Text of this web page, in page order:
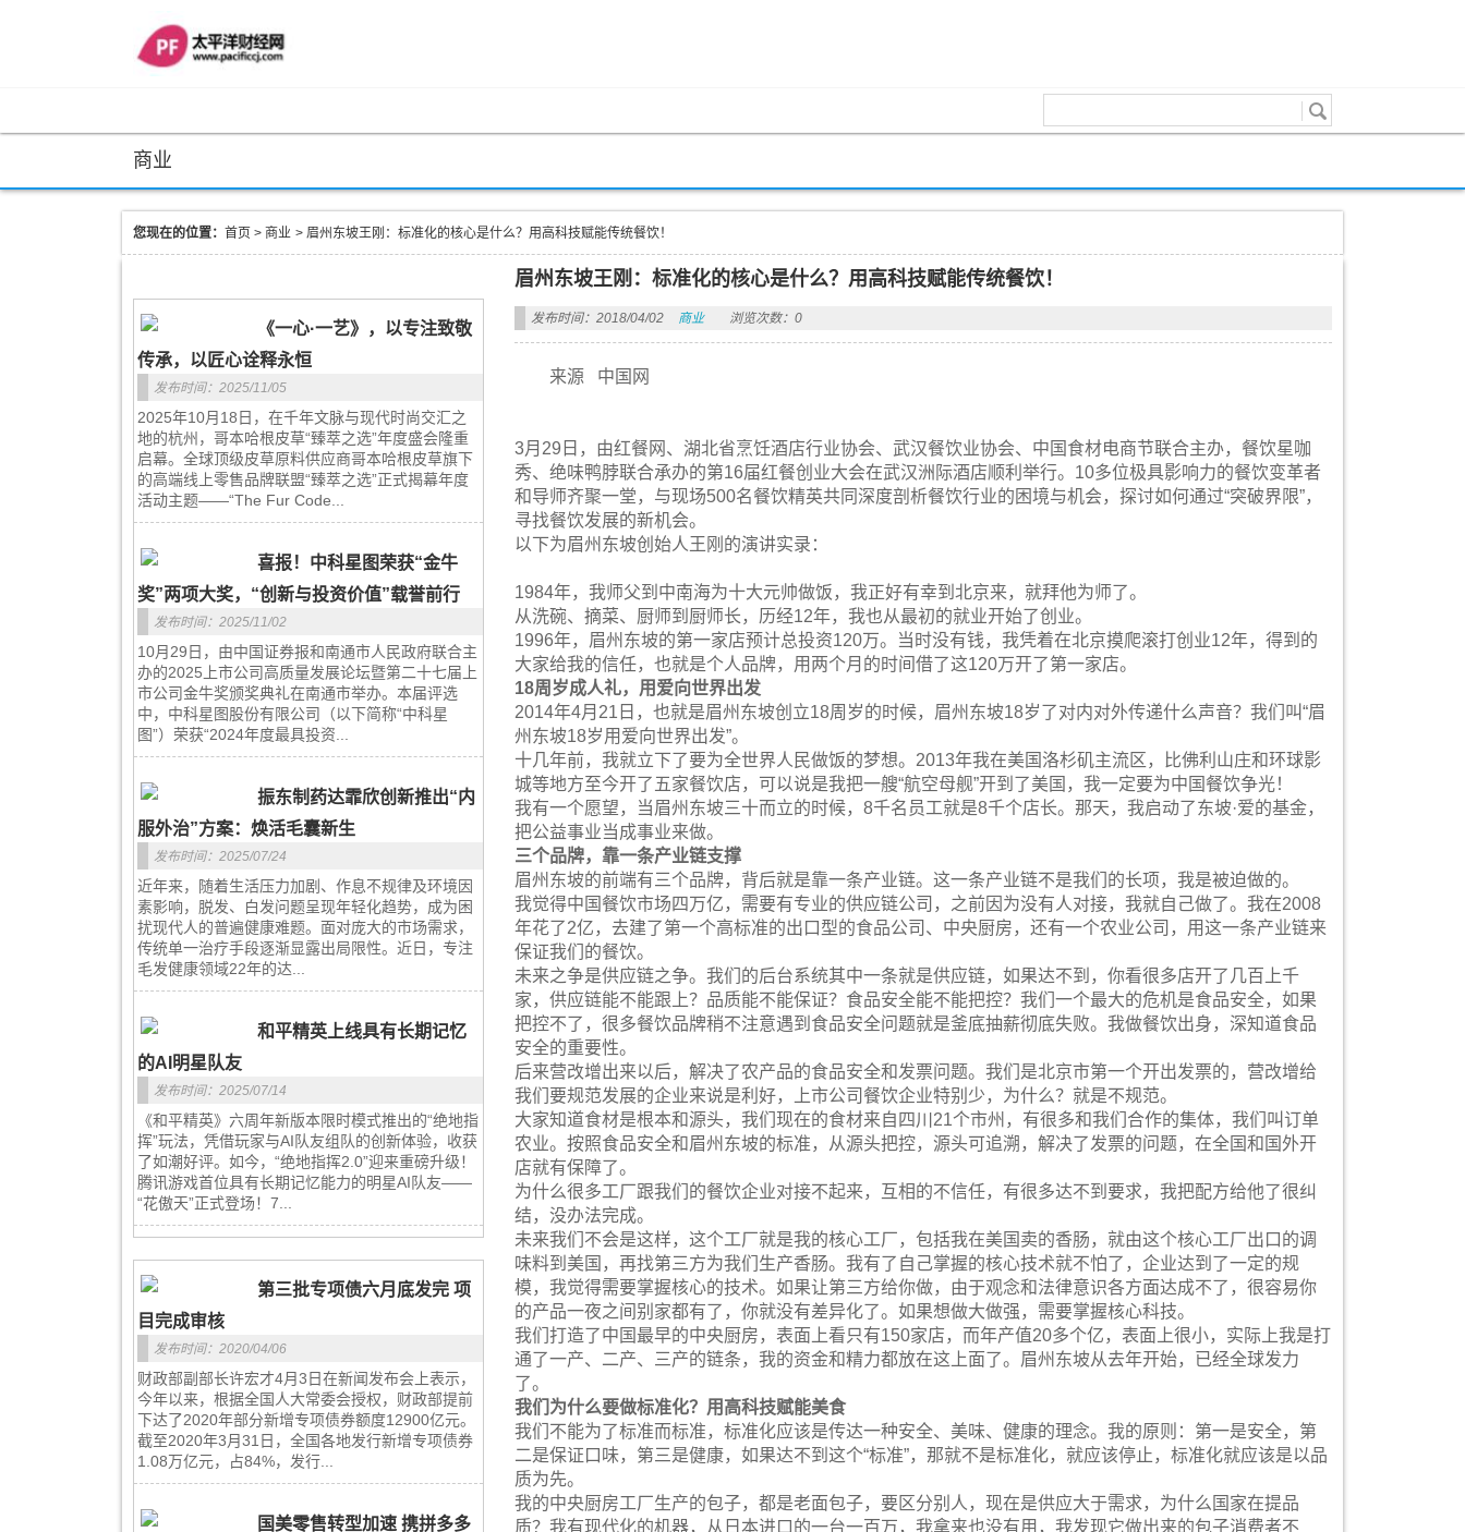
商业
您现在的位置： 首页 > 商业 > 眉州东坡王刚：标准化的核心是什么？用高科技赋能传统餐饮！
《一心·一艺》，以专注致敬
传承，以匠心诠释永恒
发布时间：2025/11/05
2025年10月18日，在千年文脉与现代时尚交汇之
地的杭州，哥本哈根皮草“臻萃之选”年度盛会隆重
启幕。全球顶级皮草原料供应商哥本哈根皮草旗下
的高端线上零售品牌联盟“臻萃之选”正式揭幕年度
活动主题——“The Fur Code...
喜报！中科星图荣获“金牛
奖”两项大奖，“创新与投资价值”载誉前行
发布时间：2025/11/02
10月29日，由中国证券报和南通市人民政府联合主
办的2025上市公司高质量发展论坛暨第二十七届上
市公司金牛奖颁奖典礼在南通市举办。本届评选
中，中科星图股份有限公司（以下简称“中科星
图”）荣获“2024年度最具投资...
振东制药达霏欣创新推出“内
服外治”方案：焕活毛囊新生
发布时间：2025/07/24
近年来，随着生活压力加剧、作息不规律及环境因
素影响，脱发、白发问题呈现年轻化趋势，成为困
扰现代人的普遍健康难题。面对庞大的市场需求，
传统单一治疗手段逐渐显露出局限性。近日，专注
毛发健康领域22年的达...
和平精英上线具有长期记忆
的AI明星队友
发布时间：2025/07/14
《和平精英》六周年新版本限时模式推出的“绝地指
挥”玩法，凭借玩家与AI队友组队的创新体验，收获
了如潮好评。如今，“绝地指挥2.0”迎来重磅升级！
腾讯游戏首位具有长期记忆能力的明星AI队友——
“花傲天”正式登场！7...
第三批专项债六月底发完 项
目完成审核
发布时间：2020/04/06
财政部副部长许宏才4月3日在新闻发布会上表示，
今年以来，根据全国人大常委会授权，财政部提前
下达了2020年部分新增专项债券额度12900亿元。
截至2020年3月31日，全国各地发行新增专项债券
1.08万亿元，占84%，发行...
国美零售转型加速 携拼多多
眉州东坡王刚：标准化的核心是什么？用高科技赋能传统餐饮！
发布时间：2018/04/02 商业 浏览次数：0
来源 中国网
3月29日，由红餐网、湖北省烹饪酒店行业协会、武汉餐饮业协会、中国食材电商节联合主办，餐饮星咖
秀、绝味鸭脖联合承办的第16届红餐创业大会在武汉洲际酒店顺利举行。10多位极具影响力的餐饮变革者
和导师齐聚一堂，与现场500名餐饮精英共同深度剖析餐饮行业的困境与机会，探讨如何通过“突破界限”，
寻找餐饮发展的新机会。
以下为眉州东坡创始人王刚的演讲实录：
1984年，我师父到中南海为十大元帅做饭，我正好有幸到北京来，就拜他为师了。
从洗碗、摘菜、厨师到厨师长，历经12年，我也从最初的就业开始了创业。
1996年，眉州东坡的第一家店预计总投资120万。当时没有钱，我凭着在北京摸爬滚打创业12年，得到的
大家给我的信任，也就是个人品牌，用两个月的时间借了这120万开了第一家店。
18周岁成人礼，用爱向世界出发
2014年4月21日，也就是眉州东坡创立18周岁的时候，眉州东坡18岁了对内对外传递什么声音？我们叫“眉
州东坡18岁用爱向世界出发”。
十几年前，我就立下了要为全世界人民做饭的梦想。2013年我在美国洛杉矶主流区，比佛利山庄和环球影
城等地方至今开了五家餐饮店，可以说是我把一艘“航空母舰”开到了美国，我一定要为中国餐饮争光！
我有一个愿望，当眉州东坡三十而立的时候，8千名员工就是8千个店长。那天，我启动了东坡·爱的基金，
把公益事业当成事业来做。
三个品牌，靠一条产业链支撑
眉州东坡的前端有三个品牌，背后就是靠一条产业链。这一条产业链不是我们的长项，我是被迫做的。
我觉得中国餐饮市场四万亿，需要有专业的供应链公司，之前因为没有人对接，我就自己做了。我在2008
年花了2亿，去建了第一个高标准的出口型的食品公司、中央厨房，还有一个农业公司，用这一条产业链来
保证我们的餐饮。
未来之争是供应链之争。我们的后台系统其中一条就是供应链，如果达不到，你看很多店开了几百上千
家，供应链能不能跟上？品质能不能保证？食品安全能不能把控？我们一个最大的危机是食品安全，如果
把控不了，很多餐饮品牌稍不注意遇到食品安全问题就是釜底抽薪彻底失败。我做餐饮出身，深知道食品
安全的重要性。
后来营改增出来以后，解决了农产品的食品安全和发票问题。我们是北京市第一个开出发票的，营改增给
我们要规范发展的企业来说是利好，上市公司餐饮企业特别少，为什么？就是不规范。
大家知道食材是根本和源头，我们现在的食材来自四川21个市州，有很多和我们合作的集体，我们叫订单
农业。按照食品安全和眉州东坡的标准，从源头把控，源头可追溯，解决了发票的问题，在全国和国外开
店就有保障了。
为什么很多工厂跟我们的餐饮企业对接不起来，互相的不信任，有很多达不到要求，我把配方给他了很纠
结，没办法完成。
未来我们不会是这样，这个工厂就是我的核心工厂，包括我在美国卖的香肠，就由这个核心工厂出口的调
味料到美国，再找第三方为我们生产香肠。我有了自己掌握的核心技术就不怕了，企业达到了一定的规
模，我觉得需要掌握核心的技术。如果让第三方给你做，由于观念和法律意识各方面达成不了，很容易你
的产品一夜之间别家都有了，你就没有差异化了。如果想做大做强，需要掌握核心科技。
我们打造了中国最早的中央厨房，表面上看只有150家店，而年产值20多个亿，表面上很小，实际上我是打
通了一产、二产、三产的链条，我的资金和精力都放在这上面了。眉州东坡从去年开始，已经全球发力
了。
我们为什么要做标准化？用高科技赋能美食
我们不能为了标准而标准，标准化应该是传达一种安全、美味、健康的理念。我的原则：第一是安全，第
二是保证口味，第三是健康，如果达不到这个“标准”，那就不是标准化，就应该停止，标准化就应该是以品
质为先。
我的中央厨房工厂生产的包子，都是老面包子，要区分别人，现在是供应大于需求，为什么国家在提品
质？我有现代化的机器，从日本进口的一台一百万，我拿来也没有用，我发现它做出来的包子消费者不